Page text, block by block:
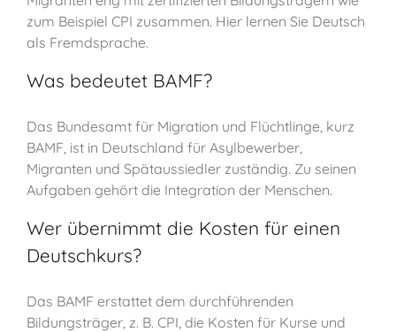
zum Beispiel CPI zusammen. Hier lernen Sie Deutsch
als Fremdsprache.
Was bedeutet BAMF?
Das Bundesamt für Migration und Flüchtlinge, kurz
BAMF, ist in Deutschland für Asylbewerber,
Migranten und Spätaussiedler zuständig. Zu seinen
Aufgaben gehört die Integration der Menschen.
Wer übernimmt die Kosten für einen
Deutschkurs?
Das BAMF erstattet dem durchführenden
Bildungsträger, z. B. CPI, die Kosten für Kurse und